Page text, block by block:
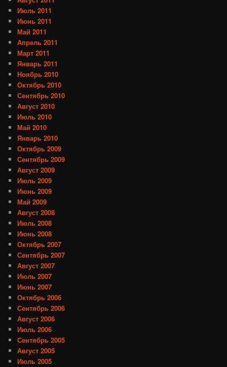
Июль 2011
Июнь 2011
Май 2011
Апрель 2011
Март 2011
Январь 2011
Ноябрь 2010
Октябрь 2010
Сентябрь 2010
Август 2010
Июль 2010
Май 2010
Январь 2010
Октябрь 2009
Сентябрь 2009
Август 2009
Июль 2009
Июнь 2009
Май 2009
Август 2008
Июль 2008
Июнь 2008
Октябрь 2007
Сентябрь 2007
Август 2007
Июль 2007
Июнь 2007
Октябрь 2006
Сентябрь 2006
Август 2006
Июль 2006
Сентябрь 2005
Август 2005
Июль 2005